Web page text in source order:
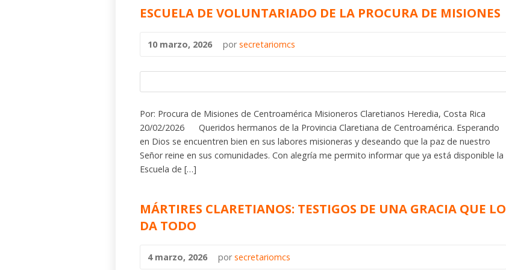
ESCUELA DE VOLUNTARIADO DE LA PROCURA DE MISIONES
10 marzo, 2026 porsecretariomcs
Por: Procura de Misiones de Centroamérica Misioneros Claretianos Heredia, Costa Rica
20/02/2026 Queridos hermanos de la Provincia Claretiana de Centroamérica. Esperando
en Dios se encuentren bien en sus labores misioneras y deseando que la paz de nuestro
Señor reine en sus comunidades. Con alegría me permito informar que ya está disponible la
Escuela de […]
MÁRTIRES CLARETIANOS: TESTIGOS DE UNA GRACIA QUE LO
DA TODO
4 marzo, 2026 porsecretariomcs